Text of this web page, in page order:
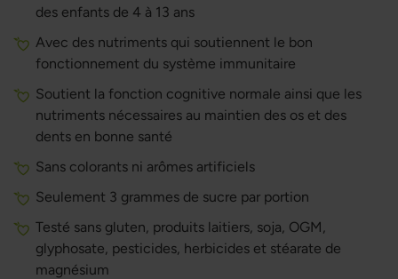
des enfants de 4 à 13 ans
Avec des nutriments qui soutiennent le bon
fonctionnement du système immunitaire
Soutient la fonction cognitive normale ainsi que les
nutriments nécessaires au maintien des os et des
dents en bonne santé
Sans colorants ni arômes artificiels
Seulement 3 grammes de sucre par portion
Testé sans gluten, produits laitiers, soja, OGM,
glyphosate, pesticides, herbicides et stéarate de
magnésium